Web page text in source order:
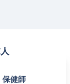
保健師